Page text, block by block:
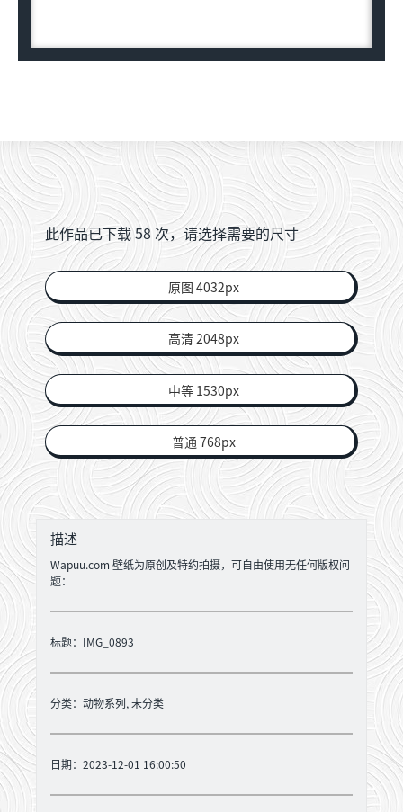
此作品已下载58 次，请选择需要的尺寸
原图 4032px
高清 2048px
中等 1530px
普通 768px
描述
Wapuu.com 壁纸为原创及特约拍摄，可自由使用无任何版权问
题：
标题：IMG_0893
分类： 动物系列,未分类
日期：2023-12-01 16:00:50